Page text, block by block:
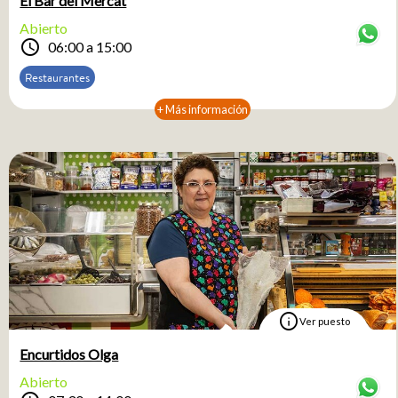
Abierto
schedule 06:00 a 15:00
Restaurantes
+ Más información
infoVer puesto
Encurtidos Olga
Abierto